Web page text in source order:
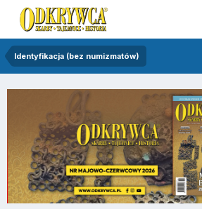
Identyfikacja (bez numizmatów)